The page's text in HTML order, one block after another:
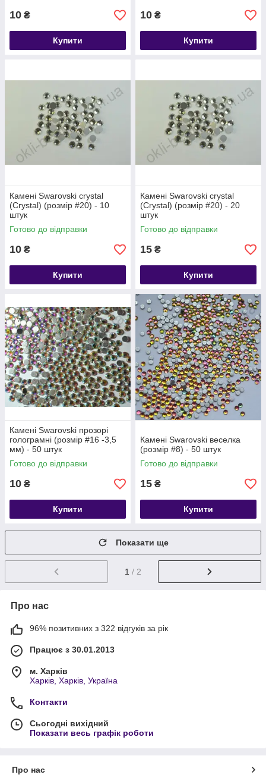
10 ₴
Купити
10 ₴
Купити
Камені Swarovski crystal
(Crystal) (розмір #20) - 10
штук
Готово до відправки
10 ₴
Купити
Камені Swarovski crystal
(Crystal) (розмір #20) - 20
штук
Готово до відправки
15 ₴
Купити
Камені Swarovski прозорі
голограмні (розмір #16 -3,5
мм) - 50 штук
Готово до відправки
10 ₴
Купити
Камені Swarovski веселка
(розмір #8) - 50 штук
Готово до відправки
15 ₴
Купити
Показати ще
1 / 2
Про нас
96% позитивних з 322 відгуків за рік
Працює з 30.01.2013
м. Харків
Харків, Харків, Україна
Контакти
Сьогодні вихідний
Показати весь графік роботи
Про нас